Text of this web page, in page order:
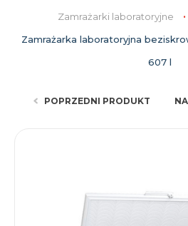
Zamrażarki laboratoryjne
Zamrażarka laboratoryjna
607 l
POPRZEDNI PRODUKT